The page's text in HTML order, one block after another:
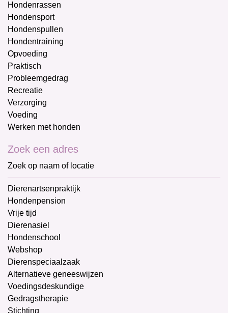
Hondenrassen
Hondensport
Hondenspullen
Hondentraining
Opvoeding
Praktisch
Probleemgedrag
Recreatie
Verzorging
Voeding
Werken met honden
Zoek een adres
Zoek op naam of locatie
Dierenartsenpraktijk
Hondenpension
Vrije tijd
Dierenasiel
Hondenschool
Webshop
Dierenspeciaalzaak
Alternatieve geneeswijzen
Voedingsdeskundige
Gedragstherapie
Stichting